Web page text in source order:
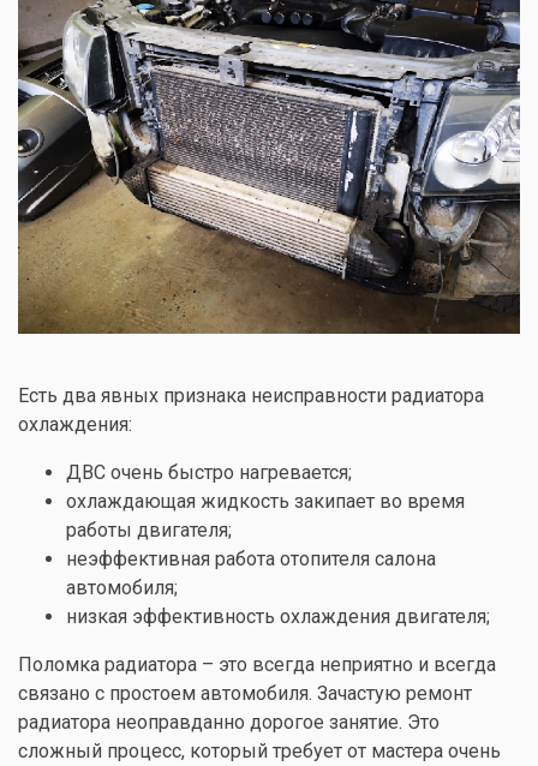
Есть два явных признака неисправности радиатора
охлаждения:
ДВС очень быстро нагревается;
охлаждающая жидкость закипает во время
работы двигателя;
неэффективная работа отопителя салона
автомобиля;
низкая эффективность охлаждения двигателя;
Поломка радиатора – это всегда неприятно и всегда
связано с простоем автомобиля. Зачастую ремонт
радиатора неоправданно дорогое занятие. Это
сложный процесс, который требует от мастера очень